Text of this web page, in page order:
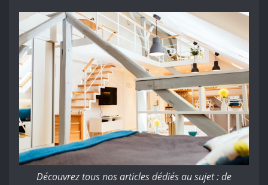
Découvrez tous nos articles dédiés au sujet : de